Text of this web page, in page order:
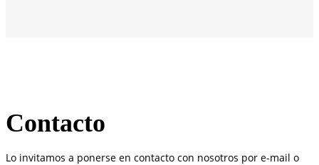
Contacto
Lo invitamos a ponerse en contacto con nosotros por e-mail o